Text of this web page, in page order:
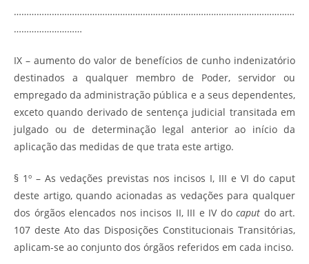
…………………………………………………………………………………………………
………………………
IX – aumento do valor de benefícios de cunho indenizatório
destinados a qualquer membro de Poder, servidor ou
empregado da administração pública e a seus dependentes,
exceto quando derivado de sentença judicial transitada em
julgado ou de determinação legal anterior ao início da
aplicação das medidas de que trata este artigo.
§ 1º – As vedações previstas nos incisos I, III e VI do caput
deste artigo, quando acionadas as vedações para qualquer
dos órgãos elencados nos incisos II, III e IV do caput do art.
107 deste Ato das Disposições Constitucionais Transitórias,
aplicam-se ao conjunto dos órgãos referidos em cada inciso.